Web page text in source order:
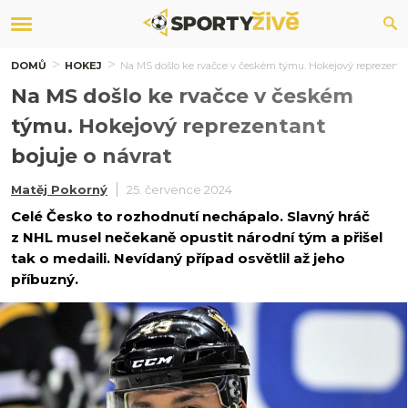
DOMŮ HOKEJ Na MS došlo ke rvačce v českém týmu. Hokejový
Na MS došlo ke rvačce v českém
týmu. Hokejový reprezentant
bojuje o návrat
Matěj Pokorný 25. července 2024
Celé Česko to rozhodnutí nechápalo. Slavný hráč
z NHL musel nečekaně opustit národní tým a přišel
tak o medaili. Nevídaný případ osvětlil až jeho
příbuzný.